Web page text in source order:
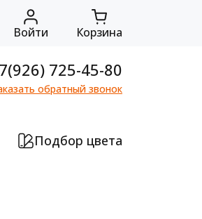
Войти Корзина
725-45-80
обратный звонок
Подбор цвета